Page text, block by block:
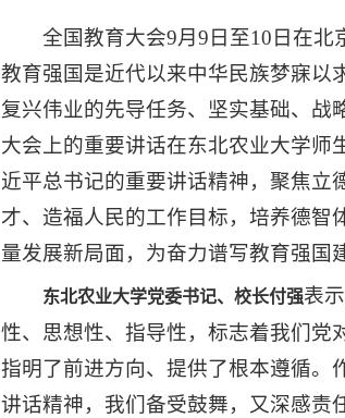
全国教育大会9月9日至10日在
教育强国是近代以来中华民族梦寐以
复兴伟业的先导任务、坚实基础、战
大会上的重要讲话在东北农业大学师
近平总书记的重要讲话精神，聚焦立
才、造福人民的工作目标，培养德智
量发展新局面，为奋力谱写教育强国
东北农业大学党委书记、校长付强表
性、思想性、指导性，标志着我们党
指明了前进方向、提供了根本遵循。
讲话精神，我们备受鼓舞，又深感责